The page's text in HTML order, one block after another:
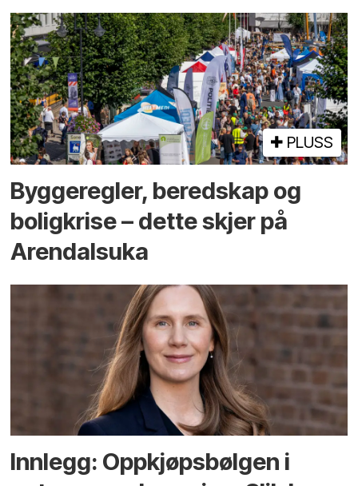
PLUSS
Bygge­regler, beredskap og
bolig­krise – dette skjer på
Arendals­uka
Innlegg: Oppkjøps­bølgen i